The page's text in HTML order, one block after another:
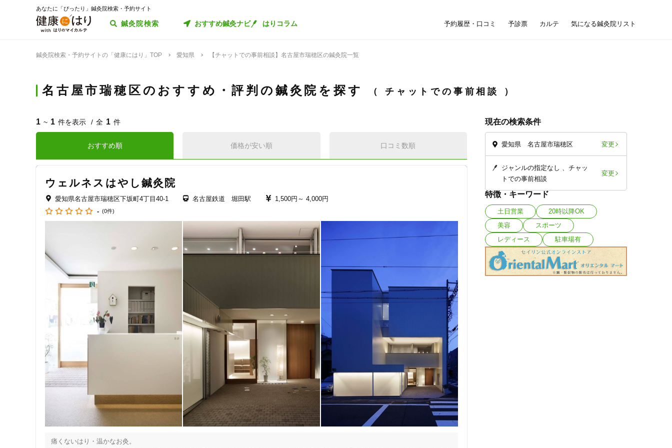
あなたに「ぴったり」鍼灸院検索・予約サイト
鍼灸院検索 おすすめ鍼灸ナビ はりコラム 予約履歴・口コミ 予診票 カルテ 気になる鍼灸院リスト
鍼灸院検索・予約サイトの「健康にはり」TOP 愛知県 【チャットでの事前相談】名古屋市瑞穂区の鍼灸院一覧
名古屋市瑞穂区のおすすめ・評判の鍼灸院を探す チャットでの事前相談
現在の検索条件
愛知県 名古屋市瑞穂区 変更
ジャンルの指定なし
チャッ
トでの事前相談
変更
特徴・キーワード
土日営業
20時以降OK
美容
スポーツ
レディース
駐車場有
1 ~ 1 件を表示 全 1 件
おすすめ順 価格が安い順 口コミ数順
ウェルネスはやし鍼灸院
愛知県名古屋市瑞穂区下坂町4丁目40-1 名古屋鉄道 堀田駅 1,500円～ 4,000円
- (0件)
痛くないはり・温かなお灸。